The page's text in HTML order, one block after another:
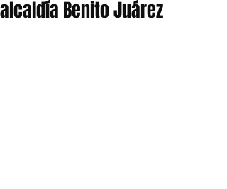
alcaldía Benito Juárez